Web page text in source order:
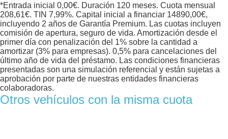
*Entrada inicial 0,00€. Duración 120 meses. Cuota mensual
208,61€. TIN 7,99%. Capital inicial a financiar 14890,00€,
incluyendo 2 años de Garantía Premium. Las cuotas incluyen
comisión de apertura, seguro de vida. Amortización desde el
primer día con penalización del 1% sobre la cantidad a
amortizar (3% para empresas). 0,5% para cancelaciones del
último año de vida del préstamo. Las condiciones financieras
presentadas son una simulación referencial y están sujetas a
aprobación por parte de nuestras entidades financieras
colaboradoras.
Otros vehículos con la misma cuota